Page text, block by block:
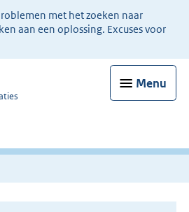
met het zoeken naar
aan een oplossing. Excuses voor
Menu